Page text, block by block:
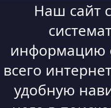
Наш сайт
информацию
всего
удобную